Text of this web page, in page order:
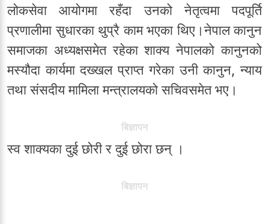
लोकसेवा आयोगमा रहँदा उनको नेतृत्वमा पदपूर्ति
प्रणालीमा सुधारका थुप्रै काम भएका थिए।नेपाल कानुन
समाजका अध्यक्षसमेत रहेका शाक्य नेपालको कानुनको
मस्यौदा कार्यमा दख्खल प्राप्त गरेका उनी कानुन, न्याय
तथा संसदीय मामिला मन्त्रालयको सचिवसमेत भए।
बिज्ञापन
स्व शाक्यका दुई छोरी र दुई छोरा छन् ।
बिज्ञापन